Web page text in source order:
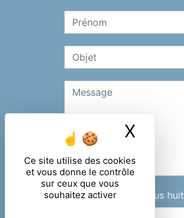
Ce site utilise des cookies
et vous donne le contrôle
sur ceux que vous
souhaitez activer
X
Combien font six plus huit